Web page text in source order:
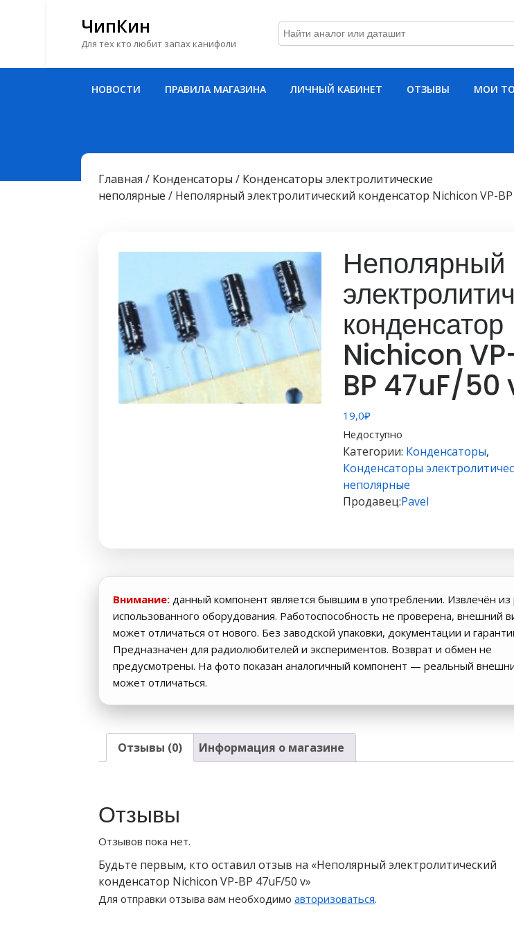
ЧипКин
Для тех кто любит запах канифоли
НОВОСТИ ПРАВИЛА МАГАЗИНА ЛИЧНЫЙ КАБИНЕТ ОТЗЫВЫ МОИ
Главная / Конденсаторы / Конденсаторы электролитические
неполярные / Неполярный электролитический конденсатор Nichicon VP-
Неполярный
конденсатор
Nichicon
BP 47uF/50
19,0₽
Недоступно
Категории: Конденсаторы,
Конденсаторы
неполярные
Продавец:Pavel
Внимание: данный компонент является бывшим в употреблении. Извлечён из
использованного оборудования. Работоспособность не проверена, внешний
может отличаться от нового. Без заводской упаковки, документации и
Предназначен для радиолюбителей и экспериментов. Возврат и обмен не
предусмотрены. На фото показан аналогичный компонент — реальный
может отличаться.
Отзывы (0) Информация о магазине
Отзывы
Отзывов пока нет.
Будьте первым, кто оставил отзыв на «Неполярный электролитический
конденсатор Nichicon VP-BP 47uF/50 v»
Для отправки отзыва вам необходимо авторизоваться.